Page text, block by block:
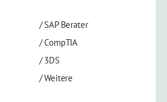
/SAP Berater
/CompTIA
/3DS
/Weitere